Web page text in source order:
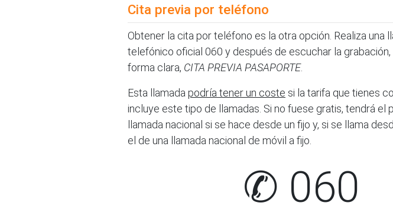
Cita previa por teléfono
Obtener la cita por teléfono es la otra opción. Realiza una
telefónico oficial 060 y después de escuchar la
forma clara, CITA PREVIA PASAPORTE.
Esta llamada podría tener un coste si la tarifa que tienes
incluye este tipo de llamadas. Si no fuese gratis, tendrá el
llamada nacional si se hace desde un fijo y, si se llama
el de una llamada nacional de móvil a fijo.
✆ 060